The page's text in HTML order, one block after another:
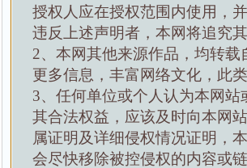
授权人应在授权范围内使用，
违反上述声明者，本网将追究
2、本网其他来源作品，均转
更多信息，丰富网络文化，此
3、任何单位或个人认为本网
其合法权益，应该及时向本网
属证明及详细侵权情况证明，
会尽快移除被控侵权的内容或链